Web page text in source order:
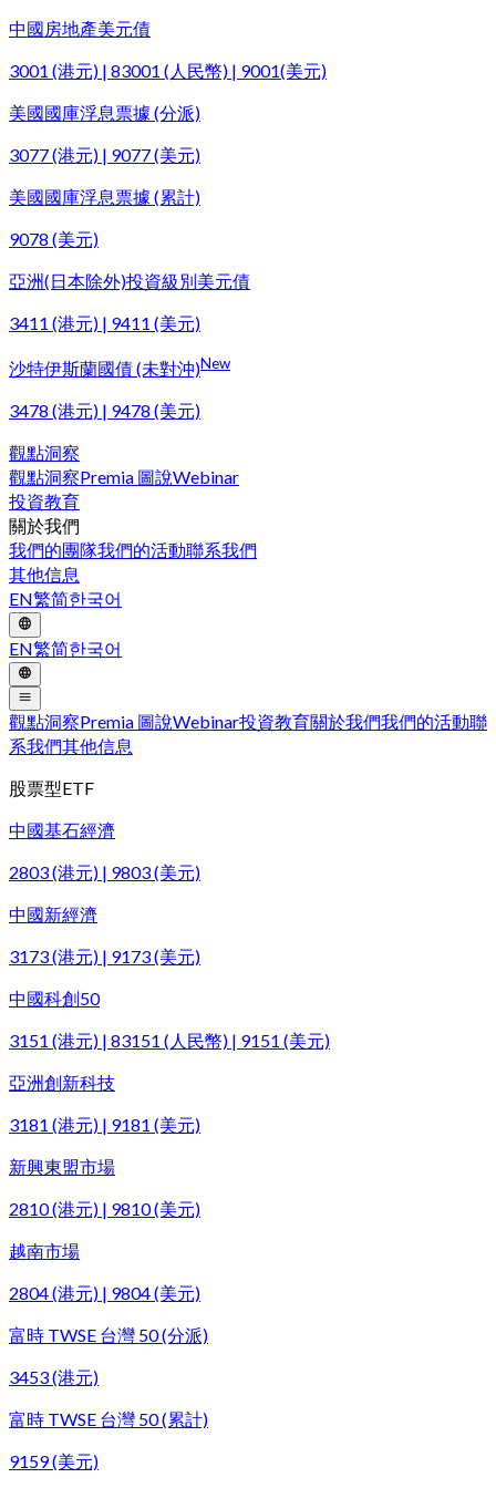
中國房地產美元債
3001 (港元) | 83001 (人民幣) | 9001(美元)
美國國庫浮息票據 (分派)
3077 (港元) | 9077 (美元)
美國國庫浮息票據 (累計)
9078 (美元)
亞洲(日本除外)投資級別美元債
3411 (港元) | 9411 (美元)
沙特伊斯蘭國債 (未對沖)New
3478 (港元) | 9478 (美元)
觀點洞察
觀點洞察Premia 圖說Webinar
投資教育
關於我們
我們的團隊我們的活動聯系我們
其他信息
EN繁简한국어
EN繁简한국어
觀點洞察Premia 圖說Webinar投資教育關於我們我們的活動聯
系我們其他信息
股票型ETF
中國基石經濟
2803 (港元) | 9803 (美元)
中國新經濟
3173 (港元) | 9173 (美元)
中國科創50
3151 (港元) | 83151 (人民幣) | 9151 (美元)
亞洲創新科技
3181 (港元) | 9181 (美元)
新興東盟市場
2810 (港元) | 9810 (美元)
越南市場
2804 (港元) | 9804 (美元)
富時 TWSE 台灣 50 (分派)
3453 (港元)
富時 TWSE 台灣 50 (累計)
9159 (美元)